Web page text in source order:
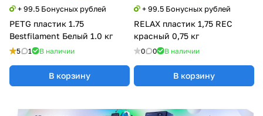
+ 99.5 Бонусных рублей
PETG пластик 1.75
Bestfilament Белый 1.0 кг
5 1 В наличии
В корзину
+ 99.5 Бонусных рублей
RELAX пластик 1,75 REC
красный 0,75 кг
0 0 В наличии
В корзину